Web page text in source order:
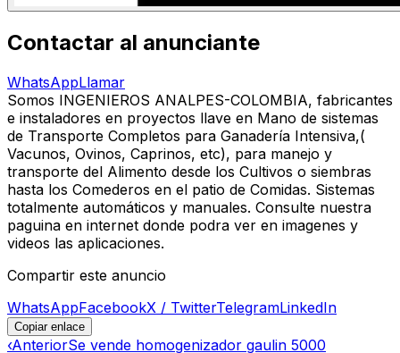
Contactar al anunciante
WhatsAppLlamar
Somos INGENIEROS ANALPES-COLOMBIA, fabricantes
e instaladores en proyectos llave en Mano de sistemas
de Transporte Completos para Ganadería Intensiva,(
Vacunos, Ovinos, Caprinos, etc), para manejo y
transporte del Alimento desde los Cultivos o siembras
hasta los Comederos en el patio de Comidas. Sistemas
totalmente automáticos y manuales. Consulte nuestra
paguina en internet donde podra ver en imagenes y
videos las aplicaciones.
Compartir este anuncio
WhatsAppFacebookX / TwitterTelegramLinkedIn
Copiar enlace
‹AnteriorSe vende homogenizador gaulin 5000